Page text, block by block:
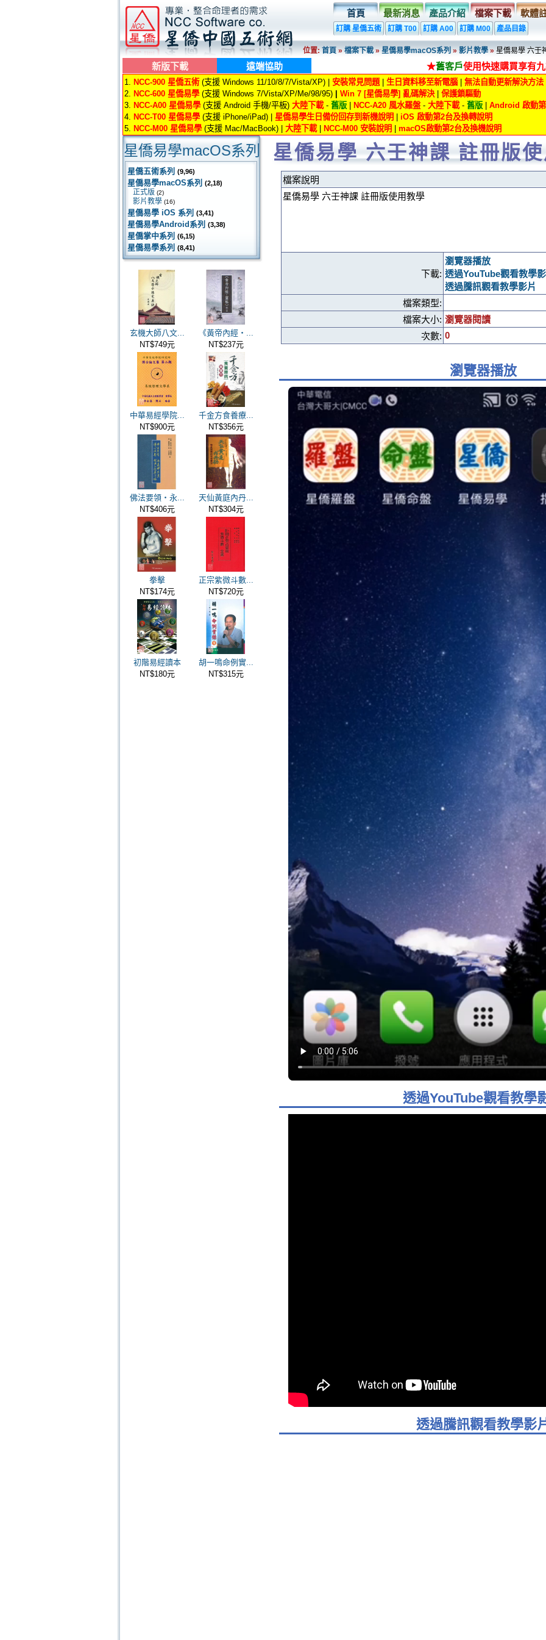
首頁 最新消息 產品介紹 檔案下載 軟體
訂購 星僑五術 訂購 T00 訂購 A00 訂購 M00 產品目錄
位置:首頁»檔案下載»星僑易學macOS系列»影片教學»星僑易學 六壬
新版下載 遠端協助 ★舊客戶使用快速購買享有
1. NCC-900 星僑五術(支援 Windows 11/10/8/7/Vista/XP) | 安裝常見問題| 生日資料移至新電腦| 無法自動更新解決方法
2. NCC-600 星僑易學(支援 Windows 7/Vista/XP/Me/98/95) Win 7 [星僑易學] 亂碼解決| 保護鎖驅動
3. NCC-A00 星僑易學(支援 Android 手機/平板) 大陸下載- 舊版 NCC-A20 風水羅盤- 大陸下載- 舊版
Android 啟動
4. NCC-T00 星僑易學(支援 iPhone/iPad) | 星僑易學生日備份回存到新機說明
iOS 啟動第2台及換轉說明
5. NCC-M00 星僑易學(支援 Mac/MacBook) | 大陸下載| NCC-M00 安裝說明 macOS啟動第2台及換機說明
星僑易學macOS系列
星僑五術系列 (9,96)
星僑易學macOS系列 (2,18)
正式版 (2)
影片教學 (16)
星僑易學 iOS 系列 (3,41)
星僑易學Android系列 (3,38)
星僑掌中系列 (6,15)
星僑易學系列 (8,41)
玄機大師八文...
NT$749元
《黃帝內經・...
NT$237元
中華易經學院...
NT$900元
千金方食養療...
NT$356元
佛法要領‧永...
NT$406元
天仙黃庭內丹...
NT$304元
拳擊
NT$174元
正宗紫微斗數...
NT$720元
初階易經讀本
NT$180元
胡一鳴命例實...
NT$315元
星僑易學 六壬神課 註冊版
檔案說明
星僑易學 六壬神課 註冊版使用教學
下載:
瀏覽器播放
透過YouTube觀看教學
透過騰訊觀看教學影片
檔案類型:
檔案大小: 瀏覽器閱讀
次數: 0
瀏覽器播放
透過YouTube觀看教學
透過騰訊觀看教學影